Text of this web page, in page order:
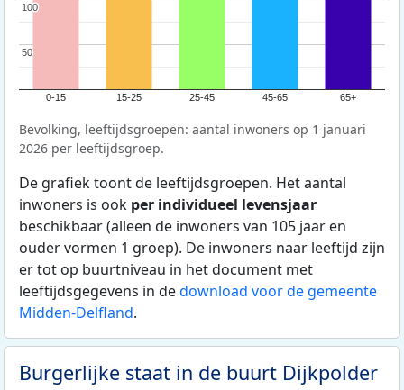
0-15 15-25 25-45 45-65 65+
50
50
100
100
Bevolking, leeftijdsgroepen: aantal inwoners op 1 januari
2026 per leeftijdsgroep.
De grafiek toont de leeftijdsgroepen. Het aantal
inwoners is ook per individueel levensjaar
beschikbaar (alleen de inwoners van 105 jaar en
ouder vormen 1 groep). De inwoners naar leeftijd zijn
er tot op buurtniveau in het document met
leeftijdsgegevens in dedownload voor de gemeente
Midden-Delfland.
Burgerlijke staat in de buurt Dijkpolder